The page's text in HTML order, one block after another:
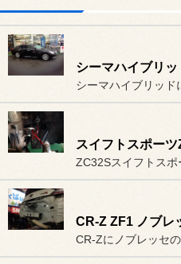
CR-Z ZF1 ノブレ